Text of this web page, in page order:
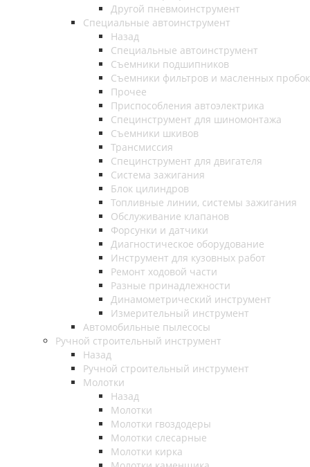
Другой пневмоинструмент
Специальные автоинструмент
Назад
Специальные автоинструмент
Съемники подшипников
Съемники фильтров и масленных пробок
Прочее
Приспособления автоэлектрика
Специнструмент для шиномонтажа
Съемники шкивов
Трансмиссия
Специнструмент для двигателя
Система зажигания
Блок цилиндров
Топливные линии, системы зажигания
Обслуживание клапанов
Форсунки и датчики
Диагностическое оборудование
Инструмент для кузовных работ
Ремонт ходовой части
Разные принадлежности
Динамометрический инструмент
Измерительный инструмент
Автомобильные пылесосы
Ручной строительный инструмент
Назад
Ручной строительный инструмент
Молотки
Назад
Молотки
Молотки гвоздодеры
Молотки слесарные
Молотки кирка